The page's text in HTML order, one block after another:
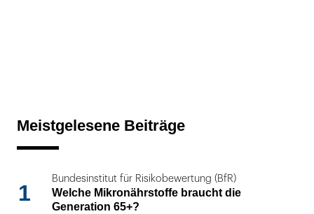
Meistgelesene Beiträge
1
Bundesinstitut für Risikobewertung (BfR)
Welche Mikronährstoffe braucht die
Generation 65+?